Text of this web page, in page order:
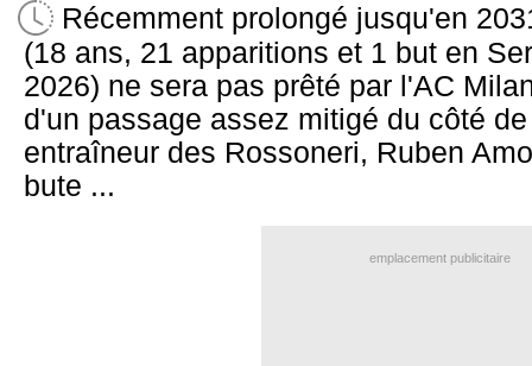
Récemment prolongé jusqu'en
(18 ans, 21 apparitions et 1 but en
2026) ne sera pas prêté par l'AC
d'un passage assez mitigé du côté
entraîneur des Rossoneri, Ruben
bute ...
emplacement publicitaire